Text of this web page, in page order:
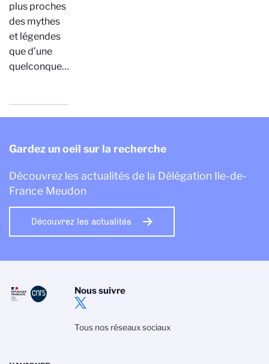
plus proches
des mythes
et légendes
que d’une
quelconque…
Gardez un oeil sur la recherche
Découvrez les actualités de la Délégation Ile-de-
France Meudon
Découvrez les actualités
Nous suivre
Tous nos réseaux sociaux